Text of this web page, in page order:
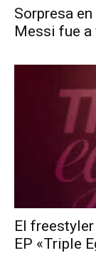
Sorpresa
Messi fue a
El
EP «Triple